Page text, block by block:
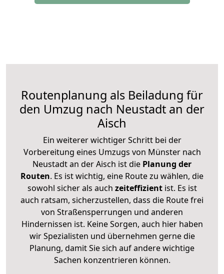
Routenplanung als Beiladung für
den Umzug nach Neustadt an der
Aisch
Ein weiterer wichtiger Schritt bei der
Vorbereitung eines Umzugs von Münster nach
Neustadt an der Aisch ist die Planung der
Routen. Es ist wichtig, eine Route zu wählen, die
sowohl sicher als auch zeiteffizientist. Es ist
auch ratsam, sicherzustellen, dass die Route frei
von Straßensperrungen und anderen
Hindernissen ist. Keine Sorgen, auch hier haben
wir Spezialisten und übernehmen gerne die
Planung, damit Sie sich auf andere wichtige
Sachen konzentrieren können.